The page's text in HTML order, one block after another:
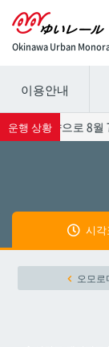
Okinawa Urban
시간표 세부 정
요금표에 대한
이용안내
운행 상황
호의 영향으로 8월
시각
오모로